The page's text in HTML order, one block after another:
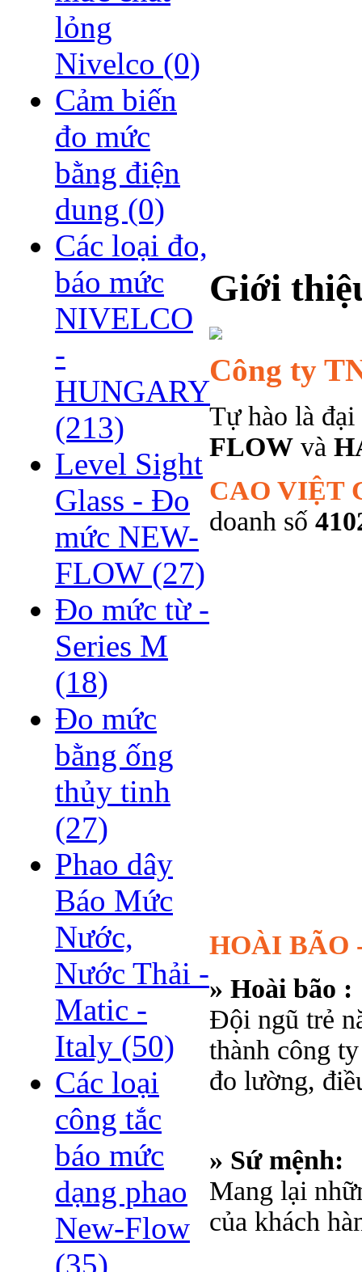
lỏng
Nivelco (0)
Cảm biến
đo mức
bằng điện
dung (0)
Các loại đo,
báo mức
NIVELCO
-
HUNGARY
(213)
Level Sight
Glass - Đo
mức NEW-
FLOW (27)
Đo mức từ -
Series M
(18)
Đo mức
bằng ống
thủy tinh
(27)
Phao dây
Báo Mức
Nước,
Nước Thải -
Matic -
Italy (50)
Các loại
công tắc
báo mức
dạng phao
New-Flow
(35)
Giới
Công ty
Tự hào là
FLOW và
CAO VIỆT
doanh số
HOÀI BÃO
» Hoài bão :
Đội ngũ trẻ
thành công
đo lường,
» Sứ mệnh:
Mang lại
của khách